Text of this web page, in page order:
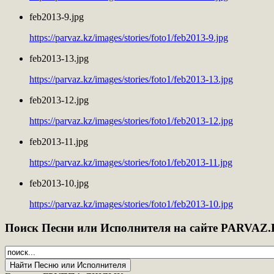
feb2013-9.jpg
https://parvaz.kz/images/stories/foto1/feb2013-9.jpg
feb2013-13.jpg
https://parvaz.kz/images/stories/foto1/feb2013-13.jpg
feb2013-12.jpg
https://parvaz.kz/images/stories/foto1/feb2013-12.jpg
feb2013-11.jpg
https://parvaz.kz/images/stories/foto1/feb2013-11.jpg
feb2013-10.jpg
https://parvaz.kz/images/stories/foto1/feb2013-10.jpg
Поиск Песни или Исполнителя на сайте